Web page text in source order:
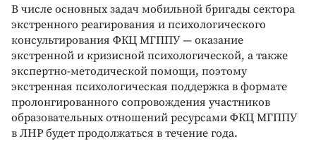
В числе основных задач мобильной бригады сектора
экстренного реагирования и психологического
консультирования ФКЦ МГППУ — оказание
экстренной и кризисной психологической, а также
экспертно-методической помощи, поэтому
экстренная психологическая поддержка в формате
пролонгированного сопровождения участников
образовательных отношений ресурсами ФКЦ МГППУ
в ЛНР будет продолжаться в течение года.